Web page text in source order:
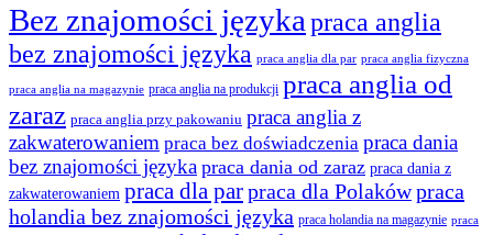
Bez znajomości języka praca anglia
bez znajomości języka praca anglia dla par praca anglia fizyczna
praca anglia na magazynie praca anglia na produkcji praca anglia od
zaraz praca anglia przy pakowaniu praca anglia z
zakwaterowaniem praca bez doświadczenia praca dania
bez znajomości języka praca dania od zaraz praca dania z
zakwaterowaniem praca dla parpraca dla Polakówpraca
holandia bez znajomości języka praca holandia na magazynie praca